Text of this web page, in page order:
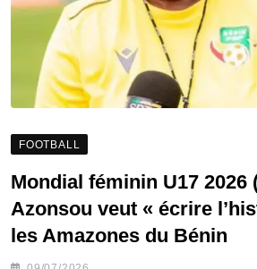
FOOTBALL
Mondial féminin U17 2026
Azonsou veut « écrire
les Amazones du Bénin